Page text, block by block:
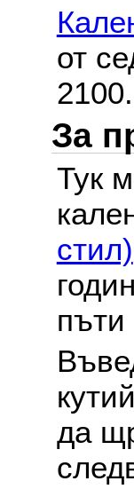
от
2100.
За
Тук
стил)
пъти
да